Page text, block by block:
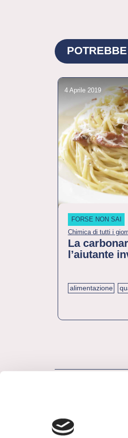
4 Aprile 2019
FORSE NON SAI
Chimica di tutti i
La
l’aiutante
alimentazione